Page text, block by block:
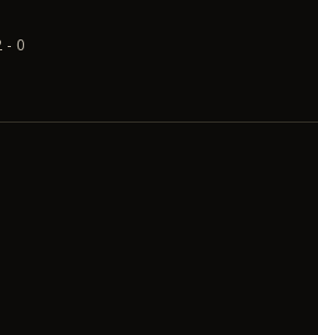
- 0